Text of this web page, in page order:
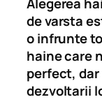
Alegerea
de varsta
o infrunte
haine care
perfect,
dezvoltarii